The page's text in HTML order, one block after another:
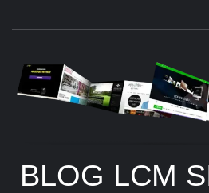
BLOG LCM